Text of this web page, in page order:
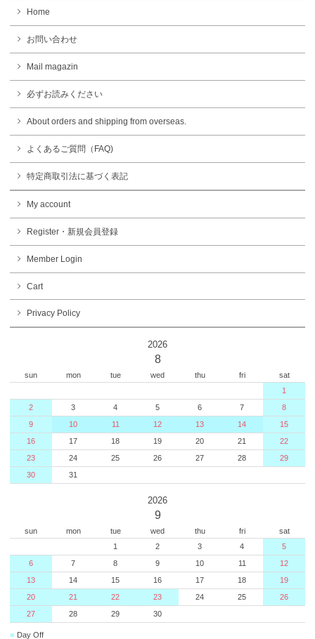
Home
お問い合わせ
Mail magazin
必ずお読みください
About orders and shipping from overseas.
よくあるご質問（FAQ)
特定商取引法に基づく表記
My account
Register・新規会員登録
Member Login
Cart
Privacy Policy
2026
8
sun mon tue wed thu fri
sat
1
2
3 4 5 6 7
8
9
10 11 12 13 14
15
16
17 18 19 20 21
22
23
24 25 26 27 28
29
30
31
2026
9
sun mon tue wed thu fri
sat
1
2 3 4
5
6
7 8 9 10 11
12
13
14 15 16 17 18
19
20
21 22 23 24 25
26
27
28 29 30
■ Day Off